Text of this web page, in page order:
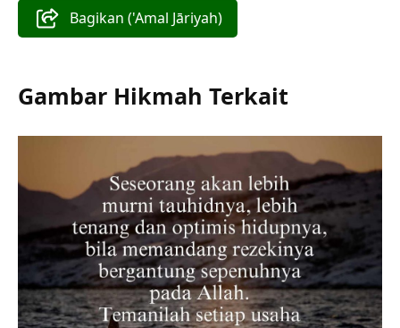
Bagikan ('Amal Jāriyah)
Gambar Hikmah Terkait